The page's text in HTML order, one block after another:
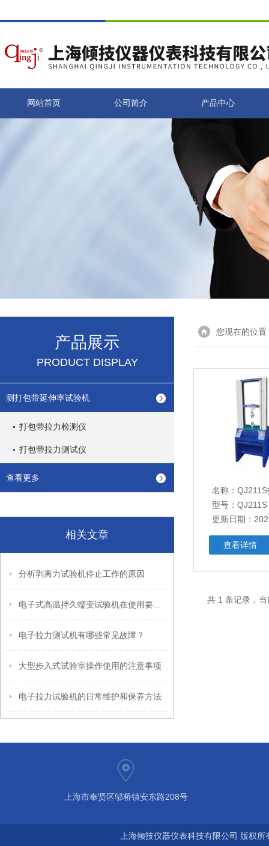
网站首页 公司简介 产品中心
产品展示
PRODUCT DISPLAY
测打包带延伸率试验机
打包带拉力检测仪
打包带拉力测试仪
查看更多
相关文章
分析剥离力试验机停止工作的原因
电子拉力测试机有哪些常见故障？
大型步入式试验室操作使用的注意事项
电子拉力试验机的日常维护和保养方法
您现在的位置
名称：
型号：QJ211S
更新日期：
查看详情
共 1 条记录，
上海市奉贤区邬桥镇安东路208号
上海倾技仪器仪表科技有限公司 版权